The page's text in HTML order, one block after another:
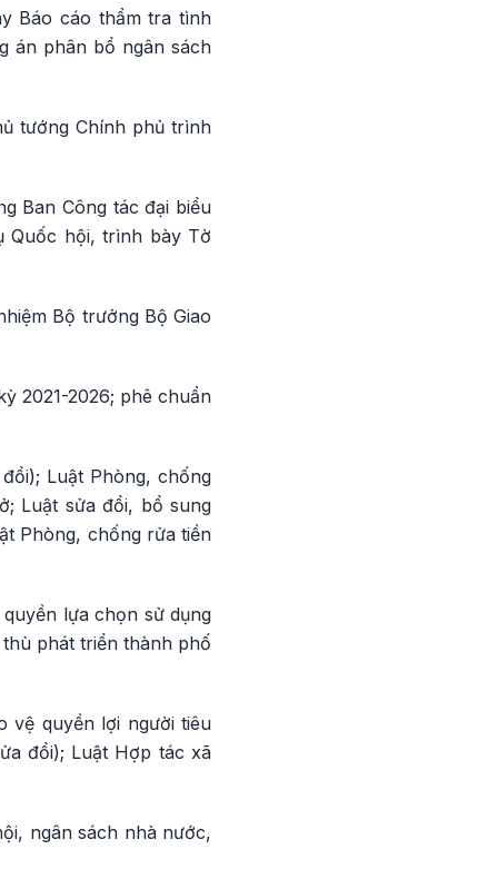
Báo cáo thẩm tra tình
án phân bổ ngân sách
tướng Chính phủ trình
Ban Công tác đại biểu
Quốc hội, trình bày Tờ
Bộ trưởng Bộ Giao
2021-2026; phê chuẩn
Luật Phòng, chống
Luật sửa đổi, bổ sung
Phòng, chống rửa tiền
lựa chọn sử dụng
phát triển thành phố
vệ quyền lợi người tiêu
đổi); Luật Hợp tác xã
ngân sách nhà nước,